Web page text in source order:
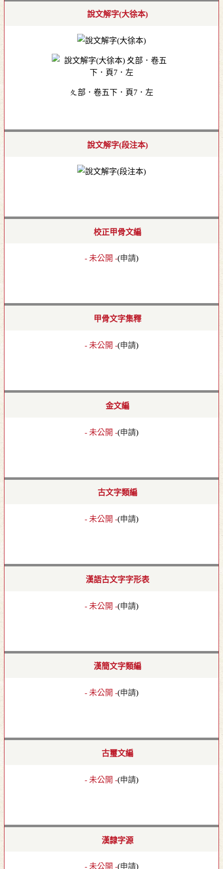
說文解字(大徐本)
夊部．卷五下．頁7．左
說文解字(段注本)
校正甲骨文編
- 未公開 -(申請)
甲骨文字集釋
- 未公開 -(申請)
金文編
- 未公開 -(申請)
古文字類編
- 未公開 -(申請)
漢語古文字字形表
- 未公開 -(申請)
漢簡文字類編
- 未公開 -(申請)
古璽文編
- 未公開 -(申請)
漢隸字源
- 未公開 -(申請)